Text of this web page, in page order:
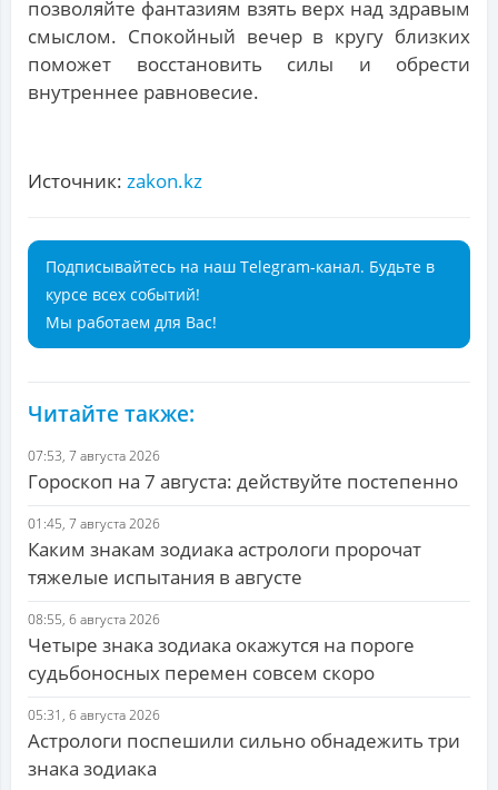
позволяйте фантазиям взять верх над здравым
смыслом. Спокойный вечер в кругу близких
поможет восстановить силы и обрести
внутреннее равновесие.
Источник: zakon.kz
Подписывайтесь на наш Telegram-канал. Будьте в
курсе всех событий!
Мы работаем для Вас!
Читайте также:
07:53, 7 августа 2026
Гороскоп на 7 августа: действуйте постепенно
01:45, 7 августа 2026
Каким знакам зодиака астрологи пророчат
тяжелые испытания в августе
08:55, 6 августа 2026
Четыре знака зодиака окажутся на пороге
судьбоносных перемен совсем скоро
05:31, 6 августа 2026
Астрологи поспешили сильно обнадежить три
знака зодиака